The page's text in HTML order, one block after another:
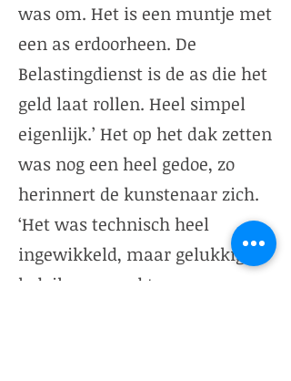
was om. Het is een muntje met
een as erdoorheen. De
Belastingdienst is de as die het
geld laat rollen. Heel simpel
eigenlijk.’ Het op het dak zetten
was nog een heel gedoe, zo
herinnert de kunstenaar zich.
‘Het was technisch heel
ingewikkeld, maar gelukkig
heb ik een goed team van